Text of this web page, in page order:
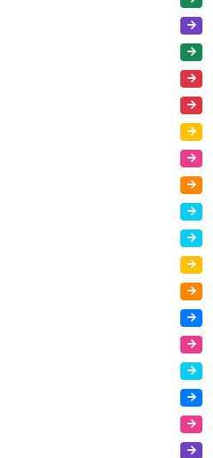
Tessile
Isili